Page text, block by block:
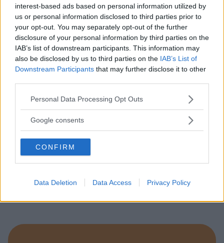
interest-based ads based on personal information utilized by
us or personal information disclosed to third parties prior to
your opt-out. You may separately opt-out of the further
disclosure of your personal information by third parties on the
IAB’s list of downstream participants. This information may
also be disclosed by us to third parties on the IAB’s List of
Downstream Participants that may further disclose it to other
Please note that this website/app uses one or more Google
not limited to your visit or usage behaviour. You may click to
use your data for below specified purposes in below Google
consent section.
Personal Data Processing Opt Outs
Google consents
CONFIRM
Data Deletion Data Access Privacy Policy
Le Villette
LOMBARDIA